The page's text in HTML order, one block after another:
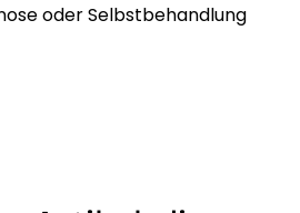
oder Selbstbehandlung